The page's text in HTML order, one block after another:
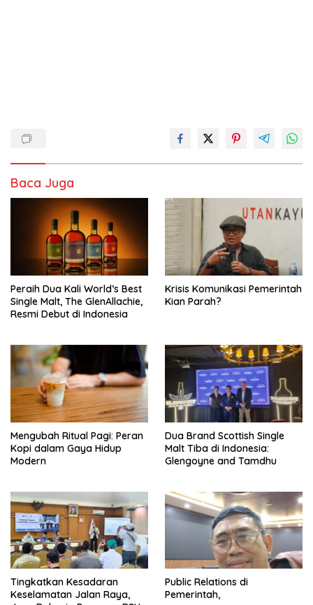
Baca Juga
Peraih Dua Kali World’s Best
Single Malt, The GlenAllachie,
Resmi Debut di Indonesia
Krisis Komunikasi Pemerintah
Kian Parah?
Mengubah Ritual Pagi: Peran
Kopi dalam Gaya Hidup
Modern
Dua Brand Scottish Single
Malt Tiba di Indonesia:
Glengoyne and Tamdhu
Tingkatkan Kesadaran
Keselamatan Jalan Raya,
Public Relations di
Pemerintah,